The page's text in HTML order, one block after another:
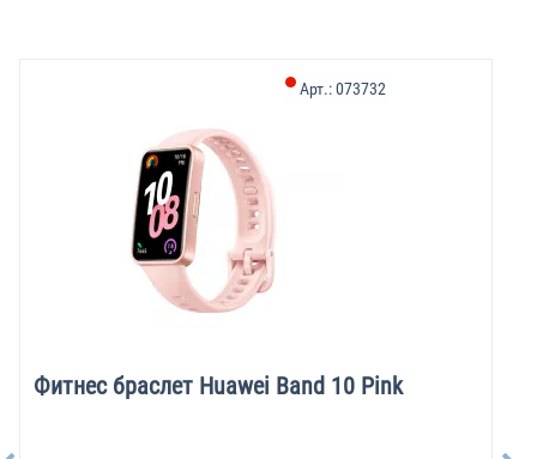
Фитнес браслет Huawei Band 10 Pink
Арт.:073732